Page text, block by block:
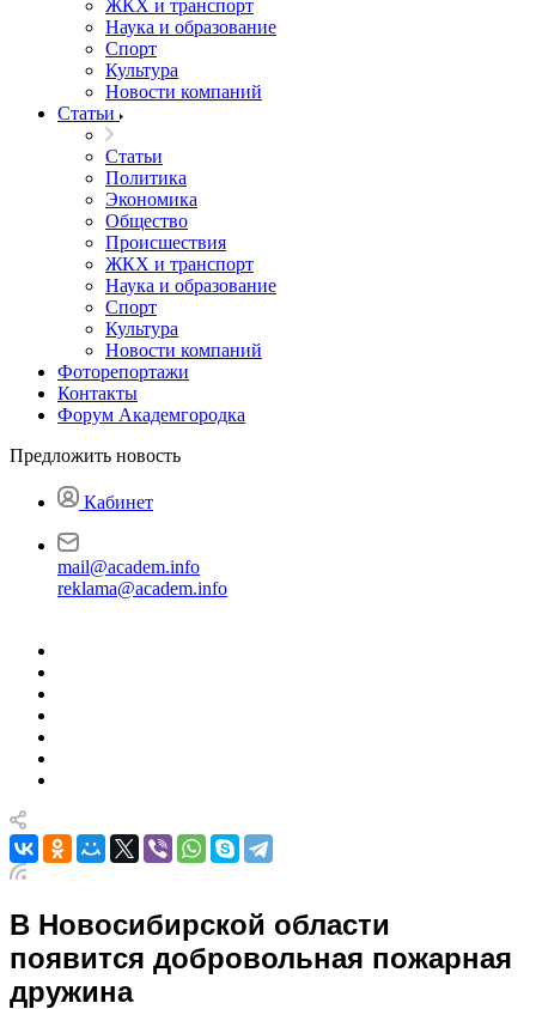
ЖКХ и транспорт
Наука и образование
Спорт
Культура
Новости компаний
Статьи
Статьи
Политика
Экономика
Общество
Происшествия
ЖКХ и транспорт
Наука и образование
Спорт
Культура
Новости компаний
Фоторепортажи
Контакты
Форум Академгородка
Предложить новость
Кабинет
mail@academ.info
reklama@academ.info
В Новосибирской области
появится добровольная пожарная
дружина